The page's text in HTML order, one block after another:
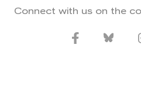
Connect with us on the